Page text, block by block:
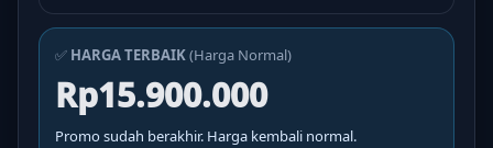
✅ HARGA TERBAIK(Harga Normal)
Rp15.900.000
Promo sudah berakhir. Harga kembali normal.